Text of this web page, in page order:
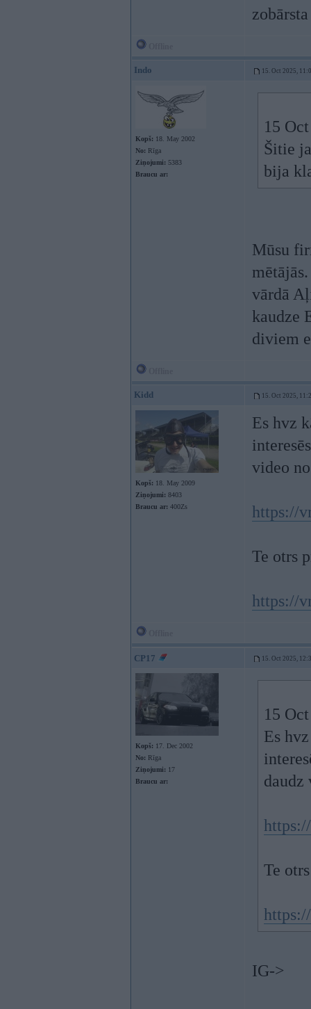
Indo 15. Oct 2025,
Kopš: 18. May 2002
No: Rīga
Ziņojumi: 5383
Braucu ar:
15
Šitie
bija
Mūsu
vārdā
kaudze
diviem
Kidd 15. Oct 2025,
Kopš: 18. May 2009
Ziņojumi: 8403
Braucu ar: 400Zs
Es hvz
video
https://
Te otrs
https://
CP17 15. Oct 2025,
Kopš: 17. Dec 2002
No: Rīga
Ziņojumi: 17
Braucu ar:
15
Es
daudz
Te
IG->